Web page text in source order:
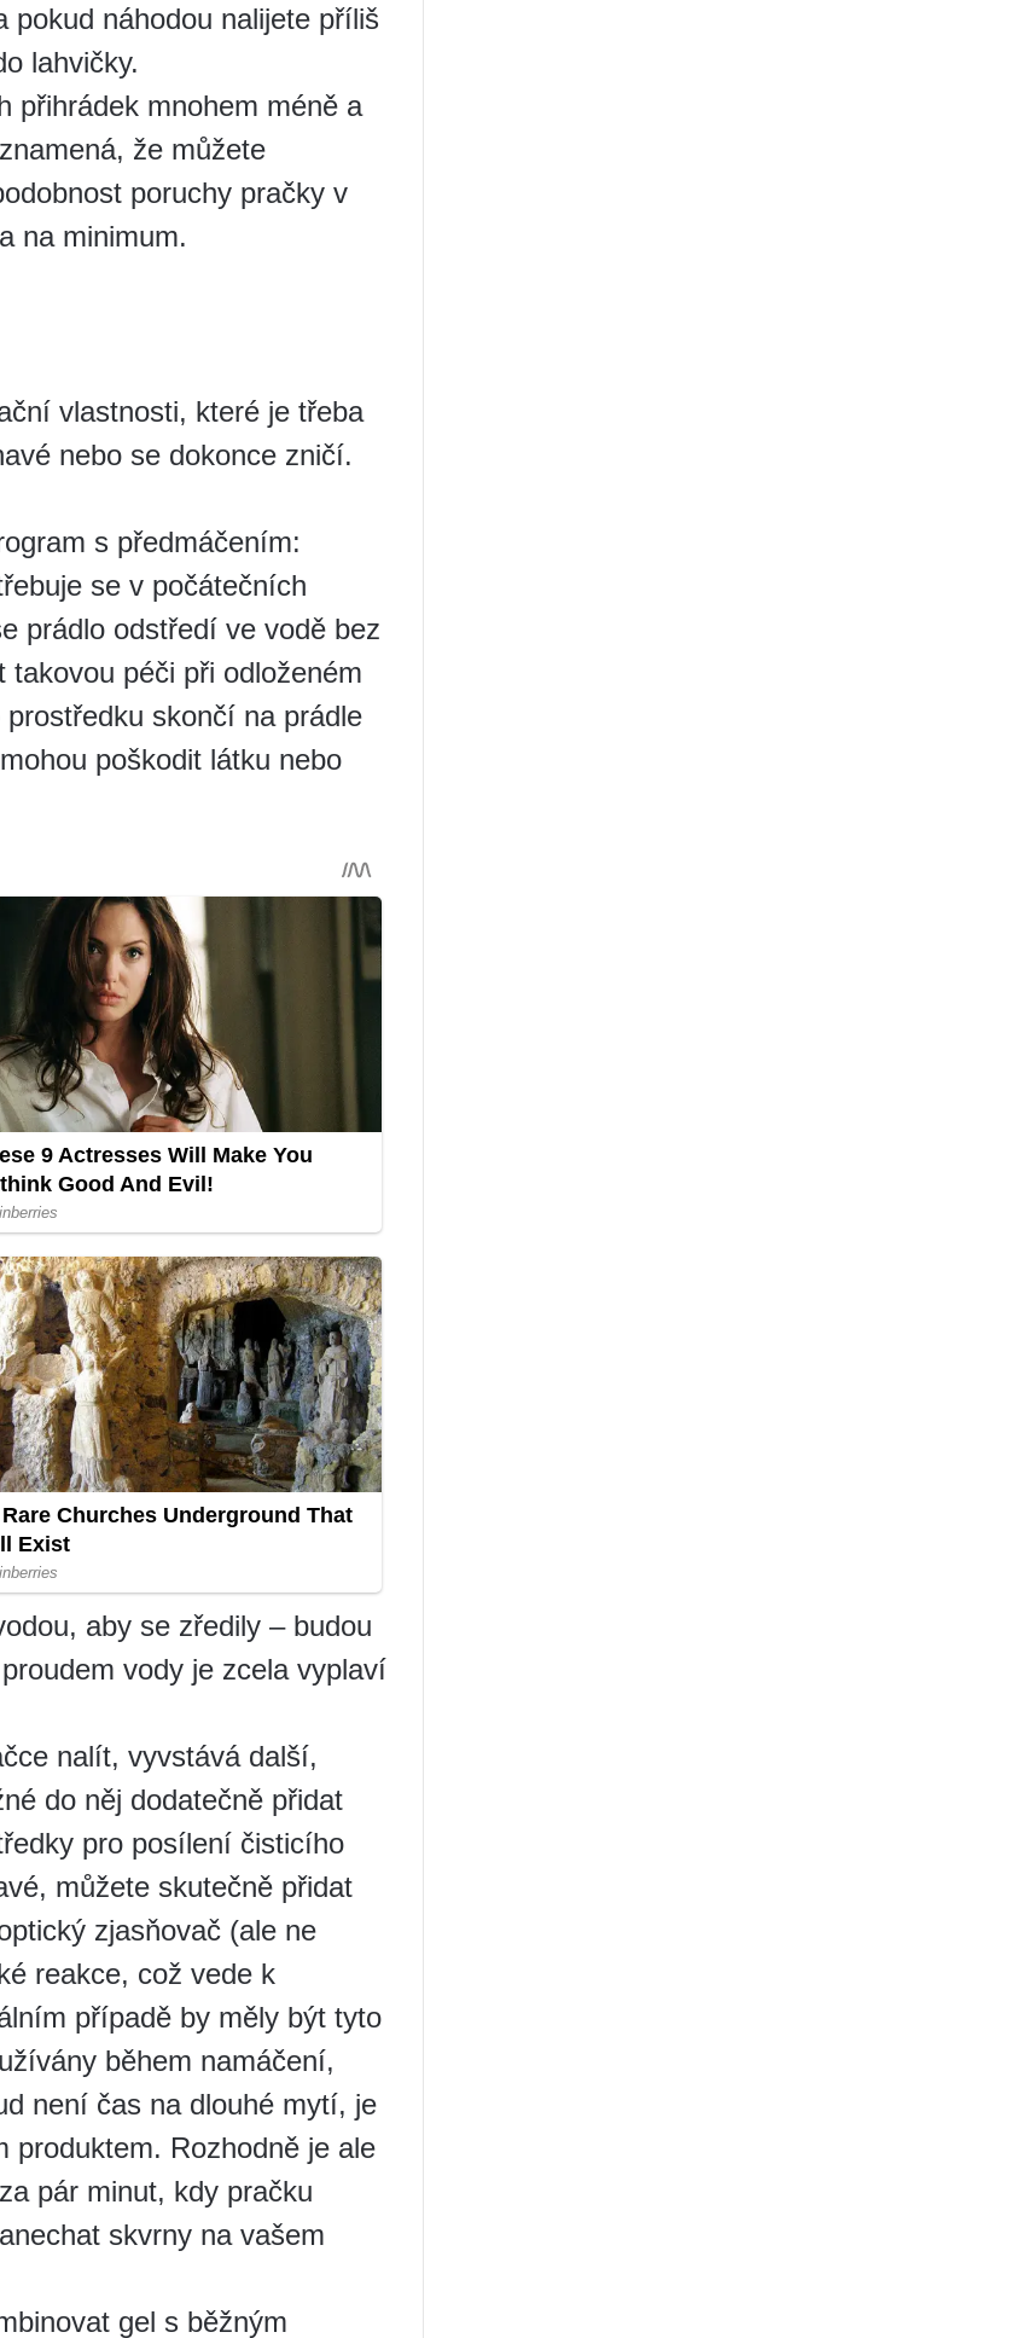
náhodou nalijete příliš
lahvičky.
přihrádek mnohem méně a
že můžete
poruchy pračky v
na minimum.
vlastnosti, které je třeba
nebo se dokonce zničí.
s předmáčením:
se v počátečních
prádlo odstředí ve vodě bez
péči při odloženém
skončí na prádle
poškodit látku nebo
aby se zředily – budou
vody je zcela vyplaví
nalít, vyvstává další,
do něj dodatečně přidat
pro posílení čisticího
můžete skutečně přidat
zjasňovač (ale ne
reakce, což vede k
případě by měly být tyto
během namáčení,
není čas na dlouhé mytí, je
produktem. Rozhodně je ale
pár minut, kdy pračku
skvrny na vašem
gel s běžným